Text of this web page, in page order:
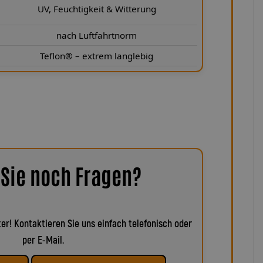
UV, Feuchtigkeit & Witterung
nach Luftfahrtnorm
Teflon® – extrem langlebig
noch Fragen?
Kontaktieren Sie uns einfach telefonisch oder
per E-Mail.